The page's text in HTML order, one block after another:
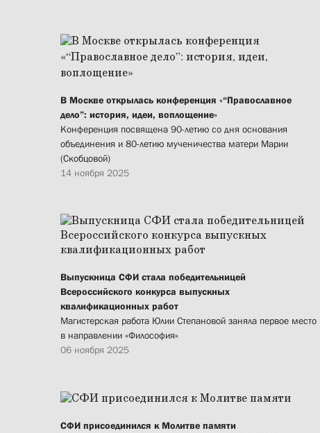
В Москве открылась конференция «“Православное
дело”: история, идеи, воплощение»
Конференция посвящена 90-летию со дня основания
объединения и 80-летию мученичества матери Марии
(Скобцовой)
14 ноября 2025
Выпускница СФИ стала победительницей
Всероссийского конкурса выпускных
квалификационных работ
Магистерская работа Юлии Степановой заняла первое место
в направлении «Философия»
06 ноября 2025
СФИ присоединился к Молитве памяти